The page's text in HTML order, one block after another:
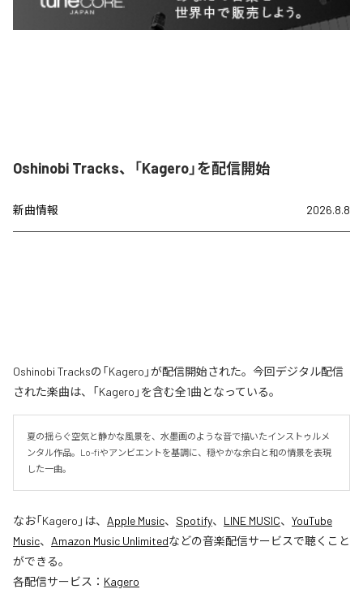
Oshinobi Tracks、「Kagero」を配信開始
新曲情報 2026.8.8
Oshinobi Tracksの「Kagero」が配信開始された。今回デジタル配信
された楽曲は、「Kagero」を含む全1曲となっている。
夏の揺らぐ空気と静かな風景を、水墨画のような音で描いたインストゥルメ
ンタル作品。Lo-fiやアンビエントを基調に、穏やかな余白と和の情景を表現
した一曲。
なお「Kagero 」は、 Apple Music、 Spotify、 LINE MUSIC、 YouTube
Music、 Amazon Music Unlimitedなどの音楽配信サービスで聴くこと
ができる。
各配信サービス： Kagero